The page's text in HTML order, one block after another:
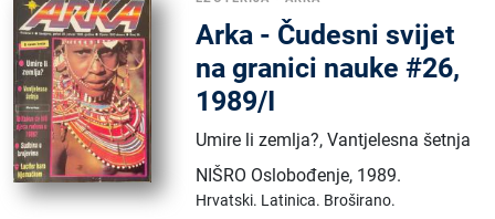
Arka - Čudesni svijet
na granici nauke #26,
1989/I
Umire li zemlja?, Vantjelesna šetnja
NIŠRO Oslobođenje, 1989.
Hrvatski. Latinica. Broširano.